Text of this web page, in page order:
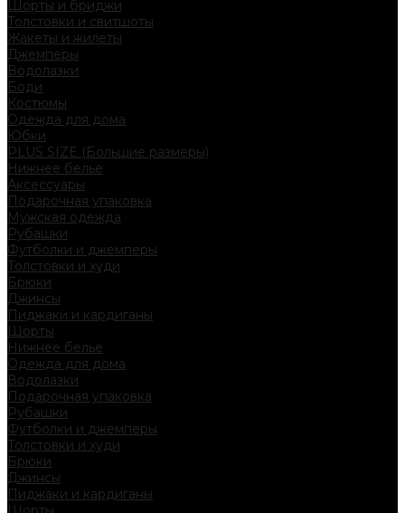
Шорты и бриджи
Толстовки и свитшоты
Жакеты и жилеты
Джемперы
Водолазки
Боди
Костюмы
Одежда для дома
Юбки
PLUS SIZE (Большие размеры)
Нижнее белье
Аксессуары
Подарочная упаковка
Мужская одежда
Рубашки
Футболки и джемперы
Толстовки и худи
Брюки
Джинсы
Пиджаки и кардиганы
Шорты
Нижнее белье
Одежда для дома
Водолазки
Подарочная упаковка
Рубашки
Футболки и джемперы
Толстовки и худи
Брюки
Джинсы
Пиджаки и кардиганы